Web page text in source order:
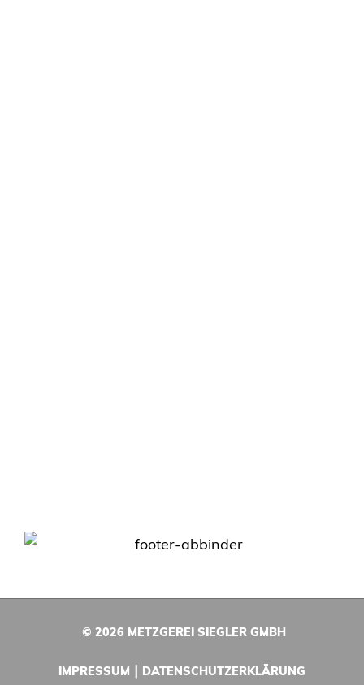
© 2026 METZGEREI SIEGLER GMBH
IMPRESSUM DATENSCHUTZERKLÄRUNG